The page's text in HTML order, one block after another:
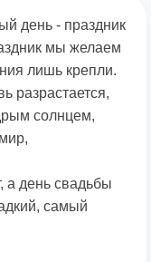
день - праздник
мы желаем
лишь крепли.
разрастается,
солнцем,
а день свадьбы
самый